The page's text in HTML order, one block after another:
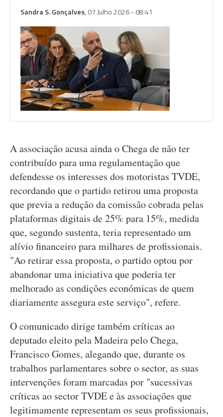
Sandra S. Gonçalves, 07 Julho 2026 - 08:41
A associação acusa ainda o Chega de não ter
contribuído para uma regulamentação que
defendesse os interesses dos motoristas TVDE,
recordando que o partido retirou uma proposta
que previa a redução da comissão cobrada pelas
plataformas digitais de 25% para 15%, medida
que, segundo sustenta, teria representado um
alívio financeiro para milhares de profissionais.
"Ao retirar essa proposta, o partido optou por
abandonar uma iniciativa que poderia ter
melhorado as condições económicas de quem
diariamente assegura este serviço", refere.
O comunicado dirige também críticas ao
deputado eleito pela Madeira pelo Chega,
Francisco Gomes, alegando que, durante os
trabalhos parlamentares sobre o sector, as suas
intervenções foram marcadas por "sucessivas
críticas ao sector TVDE e às associações que
legitimamente representam os seus profissionais,